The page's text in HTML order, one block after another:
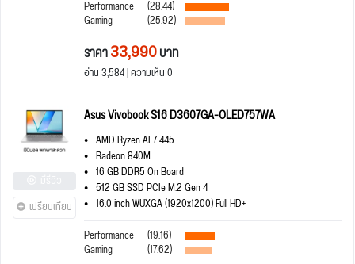
Performance
(28.44)
Gaming (25.92)
ราคา33,990บาท
อ่าน 3,584 | ความเห็น 0
เปรียบเทียบ
Asus Vivobook S16 D3607GA-OLED757WA
AMD Ryzen AI 7 445
Radeon 840M
16 GB DDR5 On Board
512 GB SSD PCIe M.2 Gen 4
16.0 inch WUXGA (1920x1200) Full HD+
Performance
(19.16)
Gaming (17.62)